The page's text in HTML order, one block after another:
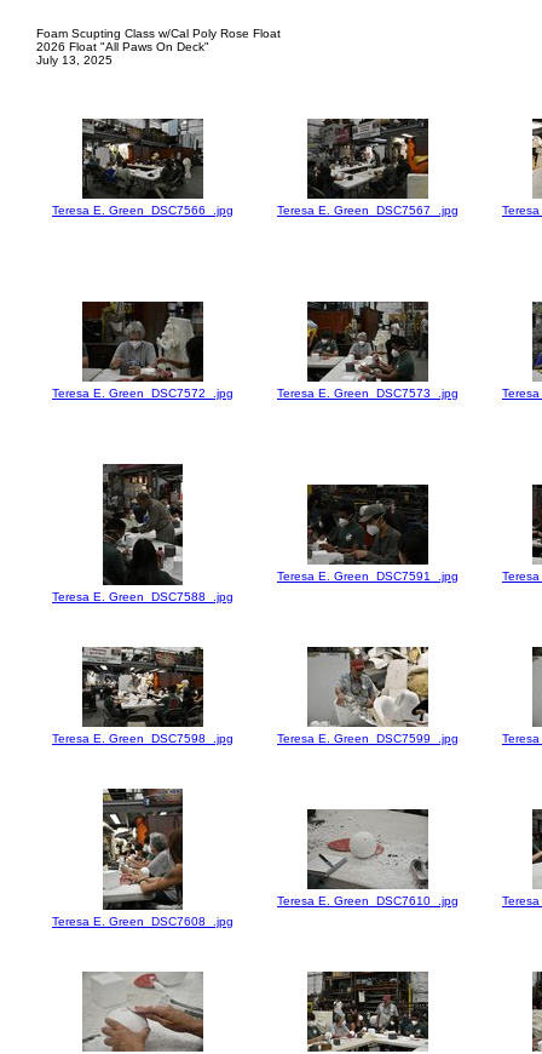
Foam Scupting Class w/Cal Poly Rose Float
2026 Float "All Paws On Deck"
July 13, 2025
Teresa E. Green_DSC7566_.jpg Teresa E. Green_DSC7567_.jpg
Teresa E. Green_DSC7572_.jpg Teresa E. Green_DSC7573_.jpg
Teresa E. Green_DSC7588_.jpg
Teresa E. Green_DSC7591_.jpg
Teresa E. Green_DSC7598_.jpg Teresa E. Green_DSC7599_.jpg
Teresa E. Green_DSC7608_.jpg
Teresa E. Green_DSC7610_.jpg